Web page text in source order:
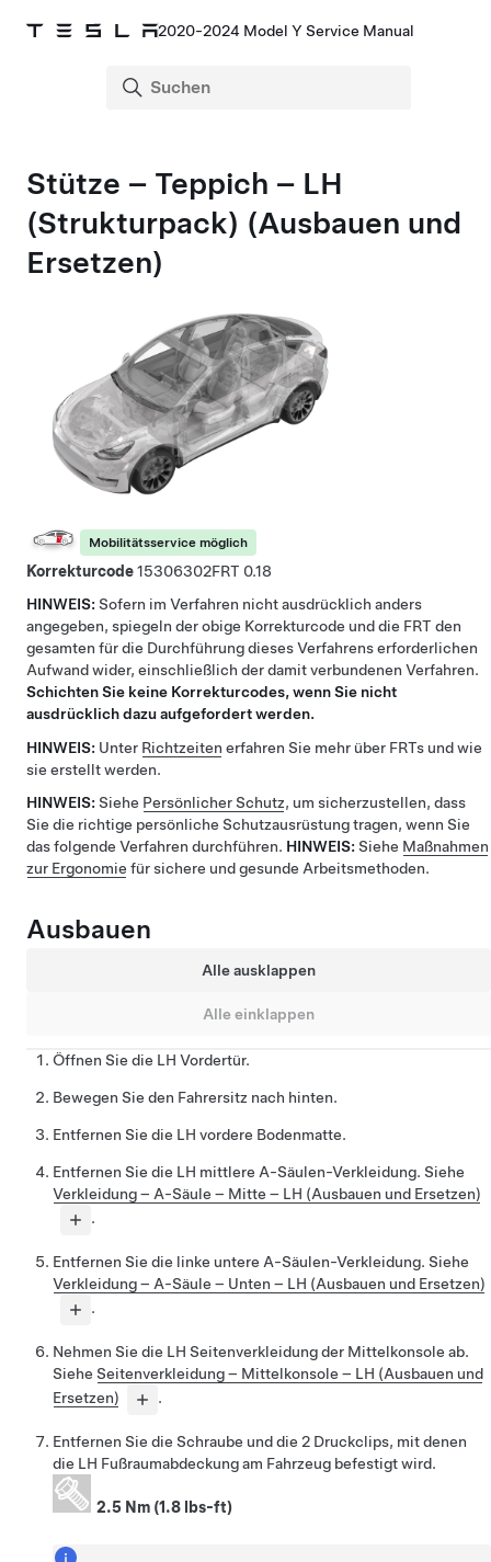
2020-2024 Model Y Service Manual
Stütze – Teppich – LH
(Strukturpack) (Ausbauen und
Ersetzen)
Mobilitätsservice möglich
Korrekturcode15306302
0.18
HINWEIS: Sofern im Verfahren nicht ausdrücklich anders
angegeben, spiegeln der obige Korrekturcode und die FRT den
gesamten für die Durchführung dieses Verfahrens erforderlichen
Aufwand wider, einschließlich der damit verbundenen Verfahren.
Schichten Sie keine Korrekturcodes, wenn Sie nicht
ausdrücklich dazu aufgefordert werden.
HINWEIS: Unter Richtzeiten erfahren Sie mehr über FRTs und wie
sie erstellt werden.
HINWEIS: Siehe Persönlicher Schutz, um sicherzustellen, dass
Sie die richtige persönliche Schutzausrüstung tragen, wenn Sie
das folgende Verfahren durchführen. HINWEIS: Siehe Maßnahmen
zur Ergonomie für sichere und gesunde Arbeitsmethoden.
Ausbauen
Alle ausklappen
Alle einklappen
Öffnen Sie die LH Vordertür.
Bewegen Sie den Fahrersitz nach hinten.
Entfernen Sie die LH vordere Bodenmatte.
Entfernen Sie die LH mittlere A-Säulen-Verkleidung. Siehe
Verkleidung – A-Säule – Mitte – LH (Ausbauen und Ersetzen)
.
Entfernen Sie die linke untere A-Säulen-Verkleidung. Siehe
Verkleidung – A-Säule – Unten – LH (Ausbauen und Ersetzen)
.
Nehmen Sie die LH Seitenverkleidung der Mittelkonsole ab.
Siehe Seitenverkleidung – Mittelkonsole – LH (Ausbauen und
Ersetzen)
.
Entfernen Sie die Schraube und die 2 Druckclips, mit denen
die LH Fußraumabdeckung am Fahrzeug befestigt wird.
2.5 Nm (1.8 lbs-ft)